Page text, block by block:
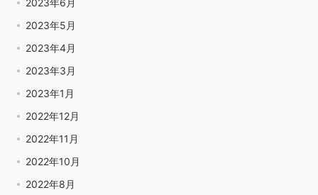
2023年5月
2023年4月
2023年3月
2023年1月
2022年12月
2022年11月
2022年10月
2022年8月